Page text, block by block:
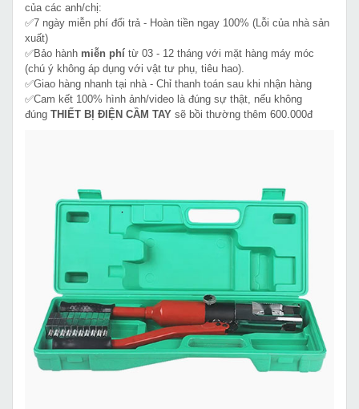
của các anh/chị:
✅7 ngày miễn phí đổi trả - Hoàn tiền ngay 100% (Lỗi của nhà sản
xuất)
✅Bảo hành miễn phí từ 03 - 12 tháng với mặt hàng máy móc
(chú ý không áp dụng với vật tư phụ, tiêu hao).
✅Giao hàng nhanh tại nhà - Chỉ thanh toán sau khi nhận hàng
✅Cam kết 100% hình ảnh/video là đúng sự thật, nếu không
đúng THIẾT BỊ ĐIỆN CẦM TAY sẽ bồi thường thêm 600.000đ